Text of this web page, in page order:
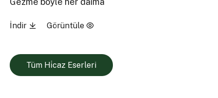
İndir Görüntüle
Tüm Hi̇caz Eserleri